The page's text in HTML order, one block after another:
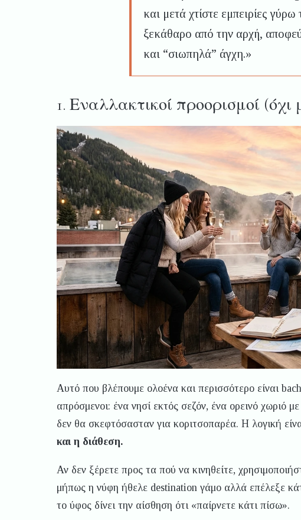
και μετά χτίστε εμπειρίες
ξεκάθαρο από την αρχή,
και “σιωπηλά” άγχη.»
1. Εναλλακτικοί προορισμοί (όχι
Αυτό που βλέπουμε ολοένα και περισσότερο είναι
απρόσμενοι: ένα νησί εκτός σεζόν, ένα ορεινό χωριό
δεν θα σκεφτόσασταν για κοριτσοπαρέα. Η λογική
και η διάθεση.
Αν δεν ξέρετε προς τα πού να κινηθείτε,
μήπως η νύφη ήθελε destination γάμο αλλά επέλεξε
το ύφος δίνει την αίσθηση ότι «παίρνετε κάτι πίσω».